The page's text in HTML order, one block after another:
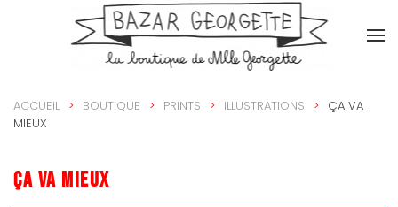
Accéder au contenu principal
ACCUEIL BOUTIQUE PRINTS ILLUSTRATIONS
ÇA VA
MIEUX
ça va mieux